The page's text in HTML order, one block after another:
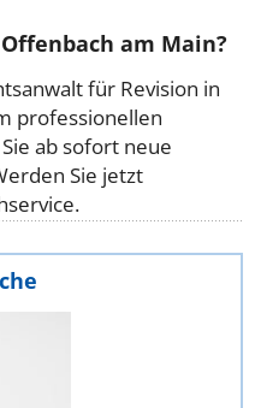
am Main?
für Revision in
professionellen
ab sofort neue
Sie jetzt